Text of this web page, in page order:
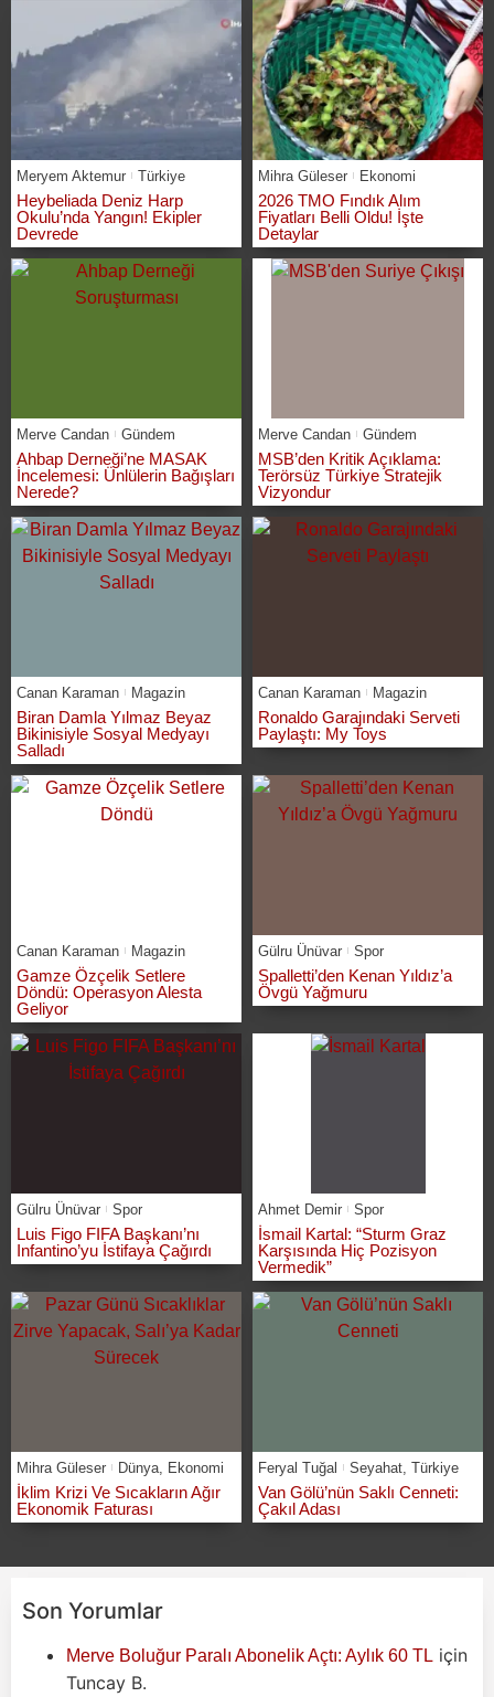
Meryem Aktemur Türkiye
Heybeliada Deniz Harp
Okulu’nda Yangın! Ekipler
Devrede
Mihra Güleser Ekonomi
2026 TMO Fındık Alım
Fiyatları Belli Oldu! İşte
Detaylar
Merve Candan Gündem
Ahbap Derneği’ne MASAK
İncelemesi: Ünlülerin Bağışları
Nerede?
Merve Candan Gündem
MSB’den Kritik Açıklama:
Terörsüz Türkiye Stratejik
Vizyondur
Canan Karaman Magazin
Biran Damla Yılmaz Beyaz
Bikinisiyle Sosyal Medyayı
Salladı
Canan Karaman Magazin
Ronaldo Garajındaki Serveti
Paylaştı: My Toys
Canan Karaman Magazin
Gamze Özçelik Setlere
Döndü: Operasyon Alesta
Geliyor
Gülru Ünüvar Spor
Spalletti’den Kenan Yıldız’a
Övgü Yağmuru
Gülru Ünüvar Spor
Luis Figo FIFA Başkanı’nı
Infantino’yu İstifaya Çağırdı
Ahmet Demir Spor
İsmail Kartal: “Sturm Graz
Karşısında Hiç Pozisyon
Vermedik”
Mihra Güleser Dünya Ekonomi
İklim Krizi Ve Sıcakların Ağır
Ekonomik Faturası
Feryal Tuğal Seyahat Türkiye
Van Gölü’nün Saklı Cenneti:
Çakıl Adası
Son Yorumlar
Merve Boluğur Paralı Abonelik Açtı: Aylık 60 TL için
Tuncay B.